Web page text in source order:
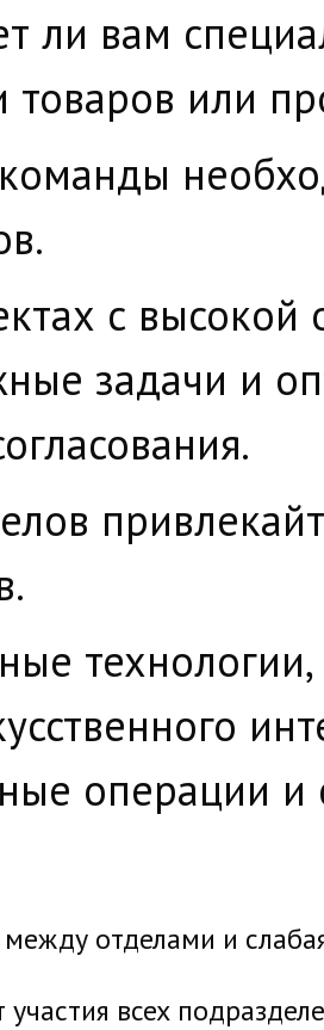
ли вам
или
с высокой
задачи и
операции и
отделами и
всех